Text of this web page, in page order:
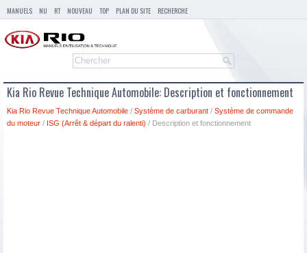
MANUELS NU RT NOUVEAU TOP PLAN DU SITE RECHERCHE
Kia Rio Revue Technique Automobile: Description et fonctionnement
Kia Rio Revue Technique Automobile / Système de carburant / Système de commande
du moteur / ISG (Arrêt & départ du ralenti) / Description et fonctionnement